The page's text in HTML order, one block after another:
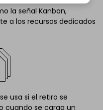
la señal Kanban,
a los recursos dedicados
usa si el retiro se
cuando se carga un